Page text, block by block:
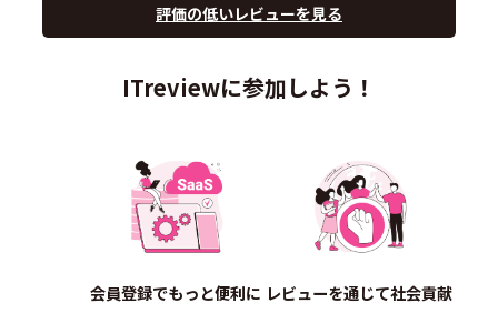
評価の低いレビューを見る
ITreviewに参加しよう！
会員登録でもっと便利に レビューを通じて社会貢献